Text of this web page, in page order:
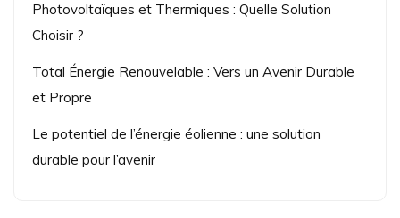
Photovoltaïques et Thermiques : Quelle Solution
Choisir ?
Total Énergie Renouvelable : Vers un Avenir Durable
et Propre
Le potentiel de l’énergie éolienne : une solution
durable pour l’avenir